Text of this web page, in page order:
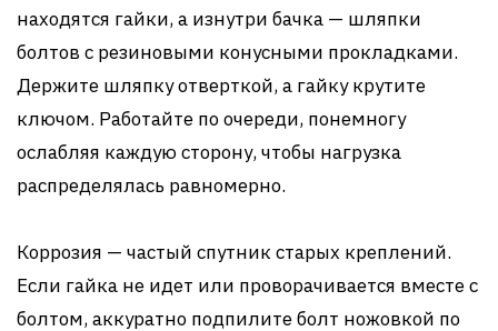
находятся гайки, а изнутри бачка — шляпки
болтов с резиновыми конусными прокладками.
Держите шляпку отверткой, а гайку крутите
ключом. Работайте по очереди, понемногу
ослабляя каждую сторону, чтобы нагрузка
распределялась равномерно.
Коррозия — частый спутник старых креплений.
Если гайка не идет или проворачивается вместе с
болтом, аккуратно подпилите болт ножовкой по